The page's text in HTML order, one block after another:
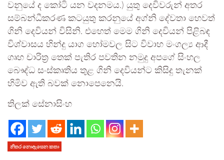
වනුයේ ද කෝටි යන වදනමය.) යුතු දෙවිවරුන් අතර
සම්බන්ධීකරණ කටයුතු කරනුයේ අග්නි දේවතා හෙවත්
ගිනි දෙවියන් විසිනි. එහෙත් මෙම ගිනි දෙවියන් පිළිබඳ
විශ්වාසය හින්දු යාග හෝමවල සිට විවාහ මංගල්‍ය ආදී
ගෘහ චාරිත්‍ර තෙක් පැතිර පවතින නමුදු අපගේ සිංහල
බෞද්ධ සංස්කෘතිය තුළ ගිනි දෙවියන්ට කිසිදු තැනක්
හිමිව ඇති බවක් නොපෙනෙයි.
තිලක් සේනාසිංහ
නිතර නොඇසෙන කතා